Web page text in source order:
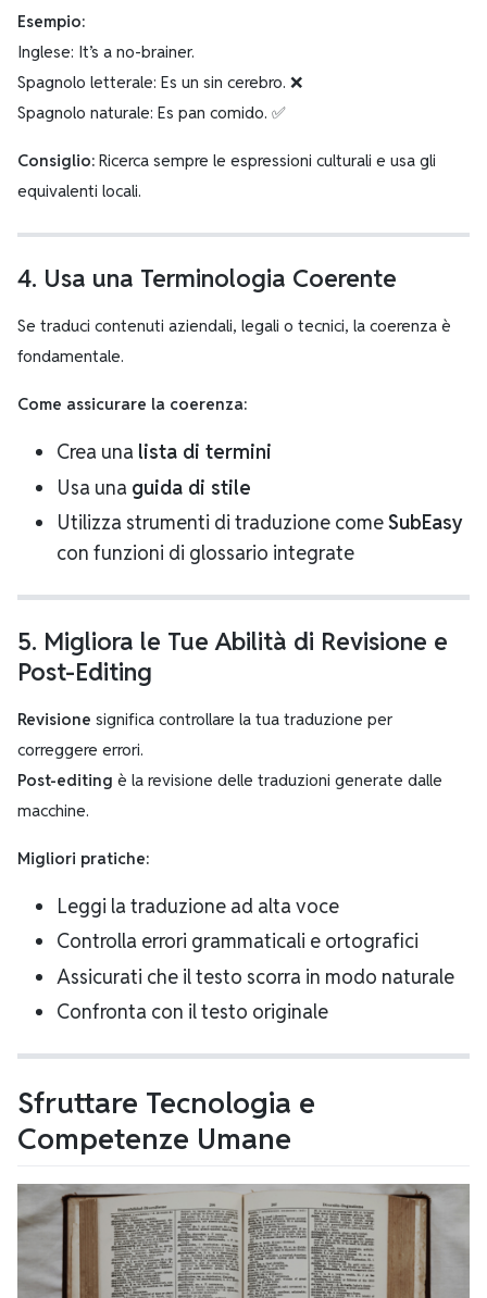
Esempio:
Inglese: It’s a no-brainer.
Spagnolo letterale: Es un sin cerebro. ❌
Spagnolo naturale: Es pan comido. ✅
Consiglio: Ricerca sempre le espressioni culturali e usa gli
equivalenti locali.
4. Usa una Terminologia Coerente
Se traduci contenuti aziendali, legali o tecnici, la coerenza è
fondamentale.
Come assicurare la coerenza:
Crea una lista di termini
Usa una guida di stile
Utilizza strumenti di traduzione comeSubEasy
con funzioni di glossario integrate
5. Migliora le Tue Abilità di Revisione e
Post-Editing
Revisione significa controllare la tua traduzione per
correggere errori.
Post-editing è la revisione delle traduzioni generate dalle
macchine.
Migliori pratiche:
Leggi la traduzione ad alta voce
Controlla errori grammaticali e ortografici
Assicurati che il testo scorra in modo naturale
Confronta con il testo originale
Sfruttare Tecnologia e
Competenze Umane